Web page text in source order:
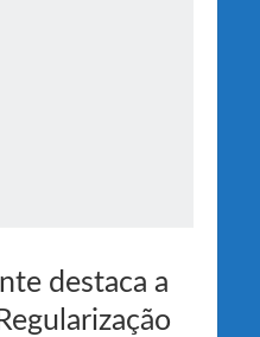
destaca a